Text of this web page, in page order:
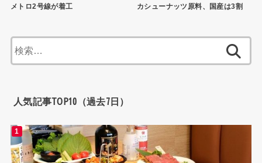
メトロ2号線が着工 カシューナッツ原料、国産は3割
索:
人気記事TOP10（過去7日）